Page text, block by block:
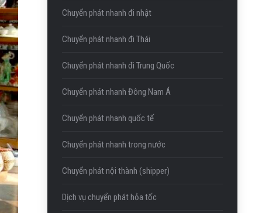
Chuyển phát nhanh đi nhật
Chuyển phát nhanh đi Thái
Chuyển phát nhanh đi Trung Quốc
Chuyển phát nhanh Đông Nam Á
Chuyển phát nhanh quốc tế
Chuyển phát nhanh trong nước
Chuyển phát nội thành (shipper)
Dịch vụ chuyển phát hỏa tốc